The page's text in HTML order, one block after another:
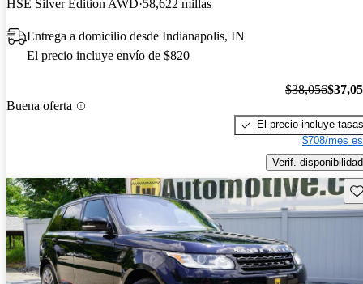
HSE Silver Edition AWD 58,622 millas
Entrega a domicilio desde Indianapolis, IN
El precio incluye envío de $820
Buena oferta
$38,056
El precio incluye tasas
$708/mes
Verif. disponibilidad